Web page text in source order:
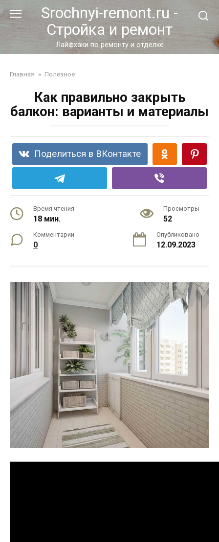
Перейти
к
контенту
Srochnyi-remont.ru -
Стройка и ремонт
Лайфхаки по ремонту и отделке
Главная » Полезное
Как правильно закрыть
балкон: варианты и материалы
Поделиться в ВКонтакте
Время чтения
18 мин.
Просмотры
52
Комментарии
0
Опубликовано
12.09.2023